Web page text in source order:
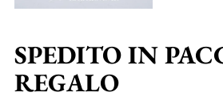
SPEDITO IN
REGALO